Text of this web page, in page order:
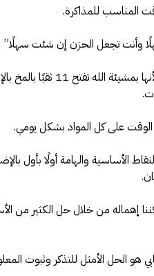
المناسب للمذاكرة.
وأنت تجعل الحزن إن شئت سهلًا”
قراءة سورة يس أيضًا قبل أن
على كل المواد بشكل يومي.
الأساسية والهامة أولًا بأول
إهماله من خلال حل الكثير من
هو الحل الأمثل للتذكر وثبوت